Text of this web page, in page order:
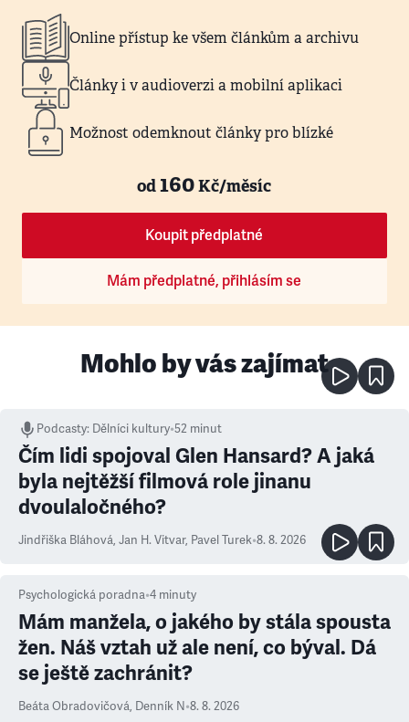
Online přístup ke všem článkům a archivu
Články i v audioverzi a mobilní aplikaci
Možnost odemknout články pro blízké
od160Kč/měsíc
Koupit předplatné
Mám předplatné, přihlásím se
Mohlo by vás zajímat
Podcasty: Dělníci kultury•52 minut
Čím lidi spojoval Glen Hansard? A jaká
byla nejtěžší filmová role jinanu
dvoulaločného?
Jindřiška Bláhová, Jan H. Vitvar, Pavel Turek•8. 8. 2026
Psychologická poradna•4 minuty
Mám manžela, o jakého by stála spousta
žen. Náš vztah už ale není, co býval. Dá
se ještě zachránit?
Beáta Obradovičová, Denník N•8. 8. 2026